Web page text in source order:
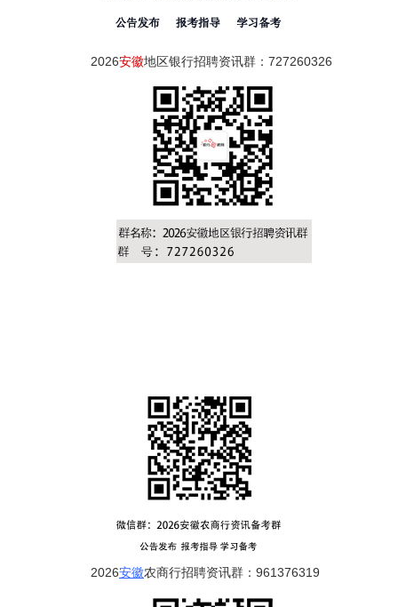
2026安徽地区银行招聘资讯群：727260326
2026安徽农商行招聘资讯群：961376319